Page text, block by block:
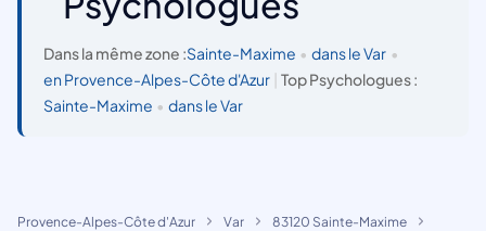
Dans la même zone :Sainte-Maxime • dans le Var •
en Provence-Alpes-Côte d'Azur
Top Psychologues :
Sainte-Maxime • dans le Var
Provence-Alpes-Côte d'Azur Var 83120 Sainte-Maxime